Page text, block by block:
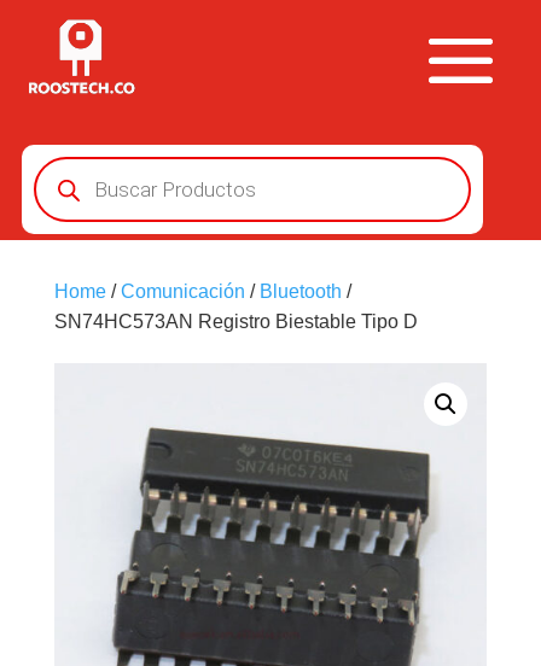
Búsqueda
de
productos
Home/Comunicación / Bluetooth /
SN74HC573AN Registro Biestable Tipo D